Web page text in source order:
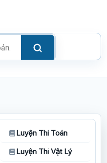
Luyện Thi Toán
Luyện Thi Vật Lý